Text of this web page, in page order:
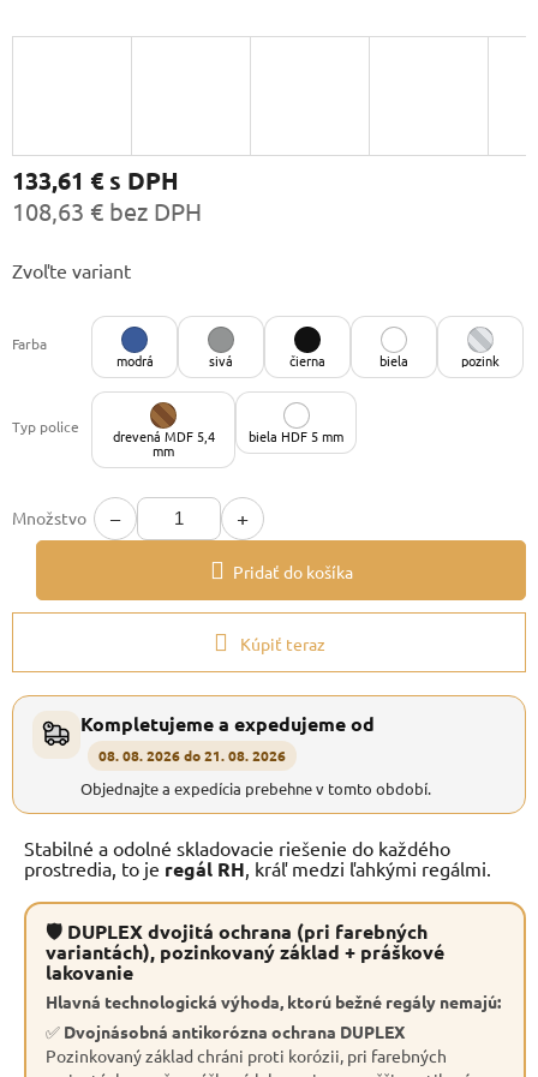
133,61 €s DPH
108,63 € bez DPH
cena:
Zvoľte variant
Farba
modrá
sivá čierna biela pozink
Typ police drevená MDF 5,4
mm
biela HDF 5 mm
Množstvo − +
Pridať do košíka
Kúpiť teraz
Kompletujeme a expedujeme od
08. 08. 2026 do 21. 08. 2026
Objednajte a expedícia prebehne v tomto období.
Stabilné a odolné skladovacie riešenie do každého
prostredia, to je regál RH , kráľ medzi ľahkými regálmi.
🛡 DUPLEX dvojitá ochrana (pri farebných
variantách), pozinkovaný základ + práškové
lakovanie
Hlavná technologická výhoda, ktorú bežné regály nemajú:
✅ Dvojnásobná antikorózna ochrana DUPLEX
Pozinkovaný základ chráni proti korózii, pri farebných